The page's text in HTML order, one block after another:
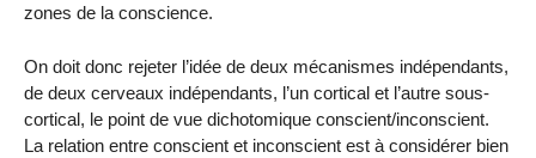
zones de la conscience.
On doit donc rejeter l’idée de deux mécanismes indépendants,
de deux cerveaux indépendants, l’un cortical et l’autre sous-
cortical, le point de vue dichotomique conscient/inconscient.
La relation entre conscient et inconscient est à considérer bien